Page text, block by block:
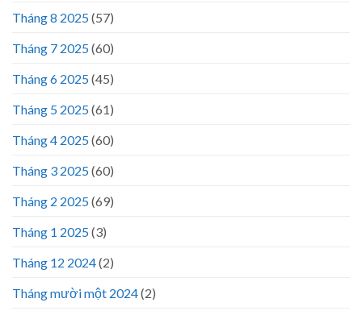
Tháng 8 2025(57)
Tháng 7 2025(60)
Tháng 6 2025(45)
Tháng 5 2025(61)
Tháng 4 2025(60)
Tháng 3 2025(60)
Tháng 2 2025(69)
Tháng 1 2025(3)
Tháng 12 2024(2)
Tháng mười một 2024(2)